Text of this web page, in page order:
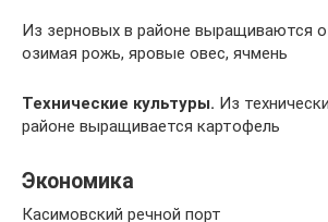
Из зерновых в районе выращиваются
озимая рожь, яровые овес, ячмень
Технические культуры. Из
районе выращивается картофель
Экономика
Касимовский речной порт